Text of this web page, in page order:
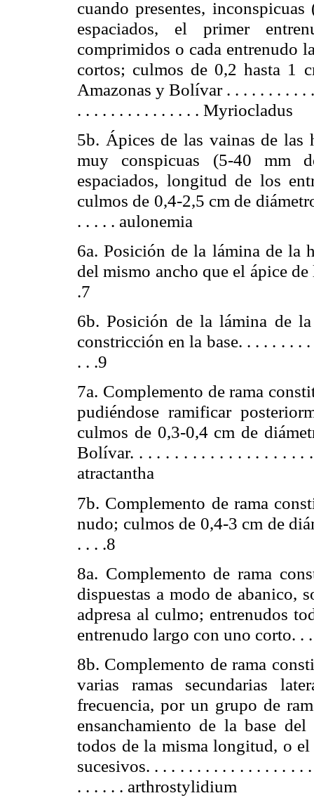
cuando presentes, inconspicuas
espaciados, el primer
comprimidos o cada entrenudo
cortos; culmos de 0,2 hasta 1
Amazonas y Bolívar . . . . . . . . . .
. . . . . . . . . . . . . . . Myriocladus
5b. Ápices de las vainas de
muy conspicuas (5-40 mm
espaciados, longitud de los
culmos de 0,4-2,5 cm de
. . . . . aulonemia
6a. Posición de la lámina de la
del mismo ancho que el ápice
.7
6b. Posición de la lámina de
constricción en la base. . . . . . . .
. . .9
7a. Complemento de rama
pudiéndose ramificar
culmos de 0,3-0,4 cm de
Bolívar. . . . . . . . . . . . . . . . . . . .
atractantha
7b. Complemento de rama
nudo; culmos de 0,4-3 cm de
. . . .8
8a. Complemento de rama
dispuestas a modo de abanico,
adpresa al culmo; entrenudos
entrenudo largo con uno corto.
8b. Complemento de rama
varias ramas secundarias
frecuencia, por un grupo de
ensanchamiento de la base
todos de la misma longitud, o
sucesivos. . . . . . . . . . . . . . . . . . .
. . . . . . arthrostylidium